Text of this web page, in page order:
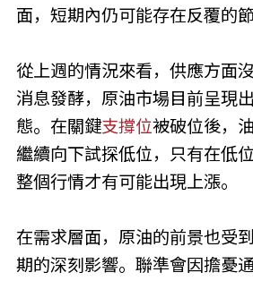
面，短期內仍可能存在反覆的節
從上週的情況來看，供應方面
消息發酵，原油市場目前呈現
態。在關鍵支撐位被破位後，
繼續向下試探低位，只有在低
整個行情才有可能出現上漲。
在需求層面，原油的前景也受
期的深刻影響。聯準會因擔憂